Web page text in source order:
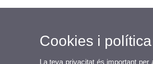
Cookies i
La teva privacitat és important